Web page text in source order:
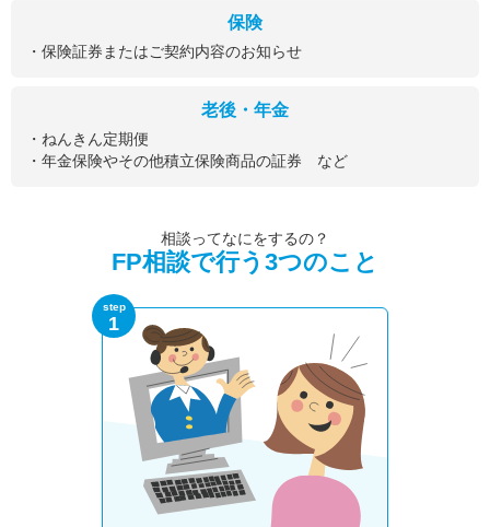
保険
・保険証券またはご契約内容のお知らせ
老後・年金
・ねんきん定期便
・年金保険やその他積立保険商品の証券 など
相談ってなにをするの？
FP相談で行う3つのこと
step
1